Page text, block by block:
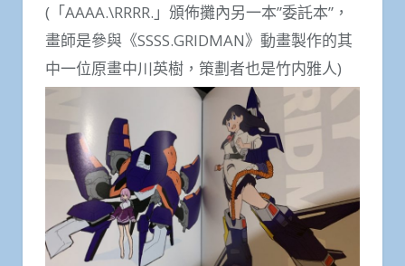
(「AAAA.\RRRR.」頒佈攤內另一本”委託本”，
畫師是參與《SSSS.GRIDMAN》動畫製作的其
中一位原畫中川英樹，策劃者也是竹内雅人)